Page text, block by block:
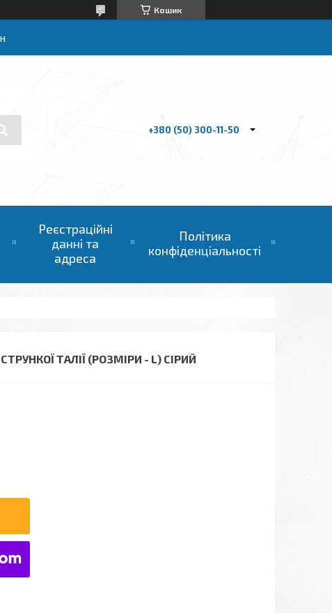
Кошик
+380 (50) 300-11-50
Реєстраційні
данні та
адреса
Політика
конфіденціальності
ТАЛІЇ (РОЗМІРИ - L) СІРИЙ